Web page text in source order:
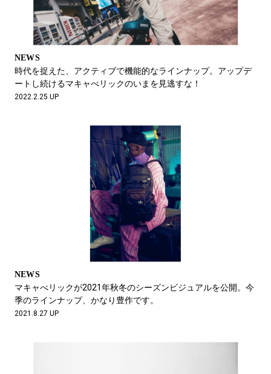
NEWS
時代を捉えた、アクティブで機能的なラインナップ。アップデ
ートし続けるマキャべリックのいまを見逃すな！
2022.2.25 UP
NEWS
マキャべリックが2021年秋冬のシーズンビジュアルを公開。今
季のラインナップ、かなり豊作です。
2021.8.27 UP